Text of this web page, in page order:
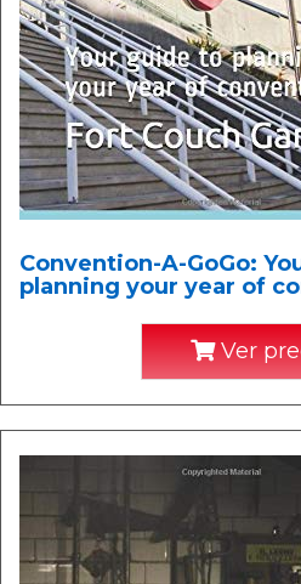
Convention-A-GoGo:
planning your year of
Ver